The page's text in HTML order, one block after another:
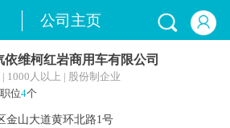
公司主页
依维柯红岩商用车有限公司
| 1000人以上 | 股份制企业
位4个
金山大道黄环北路1号